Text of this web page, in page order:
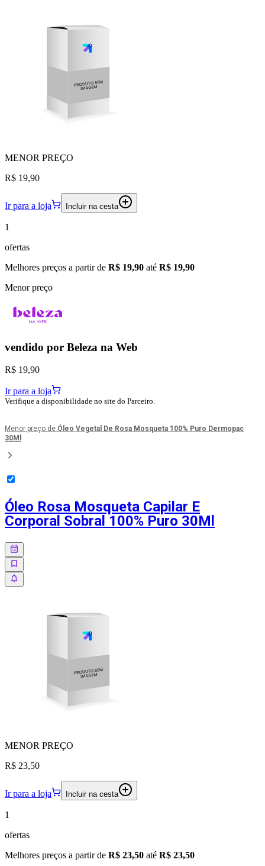
MENOR PREÇO
R$ 19,90
Ir para a loja Incluir na cesta
1
ofertas
Melhores preços a partir de R$ 19,90 até R$ 19,90
Menor preço
vendido por Beleza na Web
R$ 19,90
Ir para a loja
Verifique a disponibilidade no site do Parceiro.
Menor preço de Óleo Vegetal De Rosa Mosqueta 100% Puro Dermopac
30Ml
Óleo Rosa Mosqueta Capilar E
Corporal Sobral 100% Puro 30Ml
MENOR PREÇO
R$ 23,50
Ir para a loja Incluir na cesta
1
ofertas
Melhores preços a partir de R$ 23,50 até R$ 23,50